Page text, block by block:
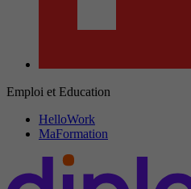
Emploi et Education
HelloWork
MaFormation